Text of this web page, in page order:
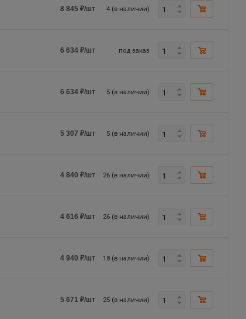
8 845 ₽/шт 4 (в наличии)
6 634 ₽/шт под заказ
6 634 ₽/шт 5 (в наличии)
5 307 ₽/шт 5 (в наличии)
4 840 ₽/шт 26 (в наличии)
4 616 ₽/шт 26 (в наличии)
4 940 ₽/шт 18 (в наличии)
5 671 ₽/шт 25 (в наличии)